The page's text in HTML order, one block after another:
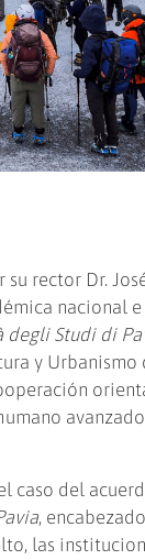
su rector Dr.
nacional
degli Studi di
y
caso del
,
las